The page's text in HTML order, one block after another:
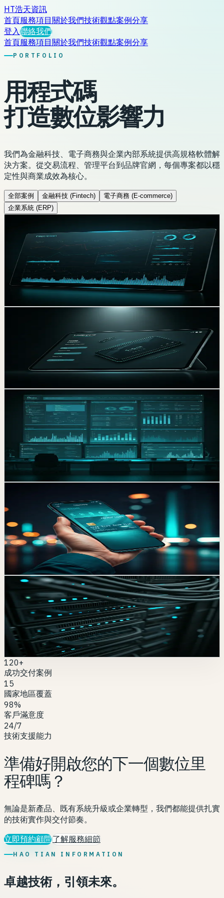
HT浩天資訊
首頁服務項目關於我們技術觀點案例分享
登入聯絡我們
首頁服務項目關於我們技術觀點案例分享
PORTFOLIO
用程式碼
打造數位影響力
我們為金融科技、電子商務與企業內部系統提供高規格軟體解
決方案。從交易流程、管理平台到品牌官網，每個專案都以穩
定性與商業成效為核心。
全部案例 金融科技 (Fintech)
電子商務 (E-commerce)
企業系統 (ERP)
NeoBank 跨境支付系統
整合區塊鏈與風控流程，為亞太區 50 萬用戶提供毫秒級跨境
結算體驗。
arrow_forward
LuxeCart 品牌官網
為精品品牌打造高端購物體驗，轉換率提升 140%。
ERP SYSTEM
智造雲 2.0 供應鏈管理平台
優化超過 3,000 個供應商節點的資料流轉，協助製造業完成
數位轉型。
聯絡我們
CryptoWallet 精準理財
以移動金融場景為核心，打造更快、更直覺的資產管理入
口。
聯絡我們arrow_forward
INFRASTRUCTURE
分散式帳本技術架構
為高可用金融平台建立穩定且可觀測的基礎架構能力。
聯絡我們 arrow_forward
120+
成功交付案例
15
國家地區覆蓋
98%
客戶滿意度
24/7
技術支援能力
準備好開啟您的下一個數位里
程碑嗎？
無論是新產品、既有系統升級或企業轉型，我們都能提供扎實
的技術實作與交付節奏。
立即預約顧問了解服務細節
HAO TIAN INFORMATION
卓越技術，引領未來。